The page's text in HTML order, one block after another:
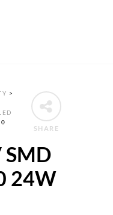
SHARE
>
SMD
24W